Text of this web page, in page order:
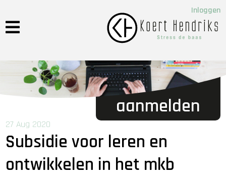
Inloggen
aanmelden
27 Aug 2020
Subsidie voor leren en
ontwikkelen in het mkb